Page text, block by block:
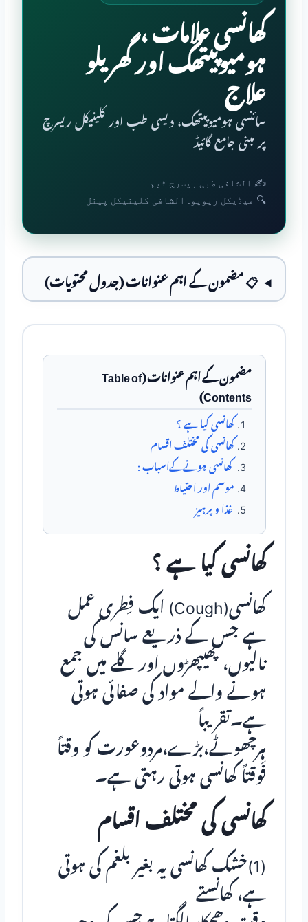
کھانسی علامات ،
ہومیوپیتھک اور گھریلو
علاج
سائنسی ہومیوپیتھک، دیسی طب اور کلینیکل ریسرچ
پر مبنی جامع گائیڈ
✍️ الشافی طبی ریسرچ ٹیم
🔍 میڈیکل ریویو: الشافی کلینیکل پینل
📋 مضمون کے اہم عنوانات (جدول محتویات)
مضمون کے اہم عنوانات (Table of
Contents)
کھانسی کیا ہے ؟
کھانسی کی مختلف اقسام
کھانسی ہونےکےاسباب :
موسم اور احتیاط
غذا و پرہیز
کھانسی کیا ہے ؟
کھانسی(Cough) ایک فِطری عمل
ہے جس کے ذریعے سانس کی
نالیوں، پھیپھڑوں اور گلے میں جمع
ہونے والے مواد کی صفائی ہوتی
ہے۔تقریباً
ہرچھوٹے،بڑے،مردوعورت کو وقتاً
فَوقتاً کھانسی ہوتی رہتی ہے۔
کھانسی کی مختلف اقسام
(1)خشک کھانسی یہ بغیر بلغم کی ہوتی
ہے، کھانستے